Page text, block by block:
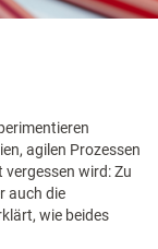
agilen Prozessen
wird: Zu
auch die
wie ­beides